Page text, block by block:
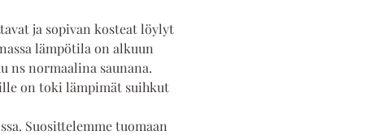
ja sopivan kosteat löylyt
lämpötila on alkuun
ns normaalina saunana.
on toki lämpimät suihkut
Suosittelemme tuomaan